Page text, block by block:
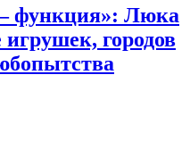
функция»: Люка
городов